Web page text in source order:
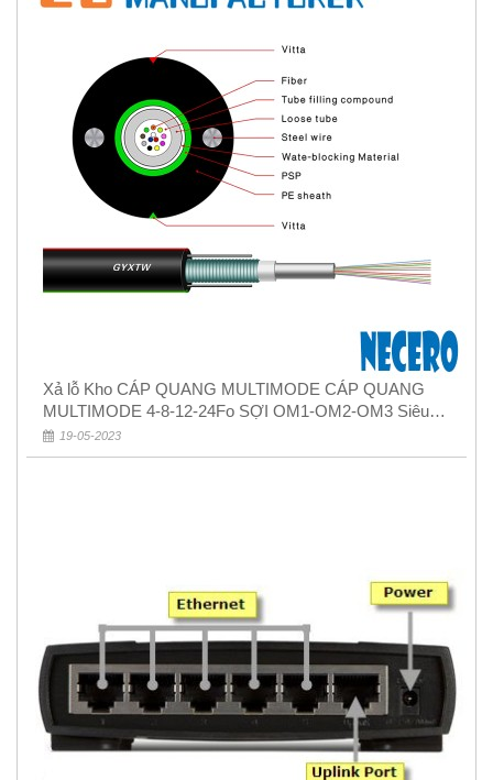
Xả lỗ Kho CÁP QUANG MULTIMODE CÁP QUANG
MULTIMODE 4-8-12-24Fo SỢI OM1-OM2-OM3 Siêu
Rẻ 5k
19-05-2023